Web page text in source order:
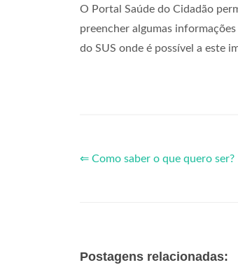
O Portal Saúde do Cidadão
preencher algumas
do SUS onde é possível a este
⇐ Como saber o que quero ser?
Postagens relacionadas: